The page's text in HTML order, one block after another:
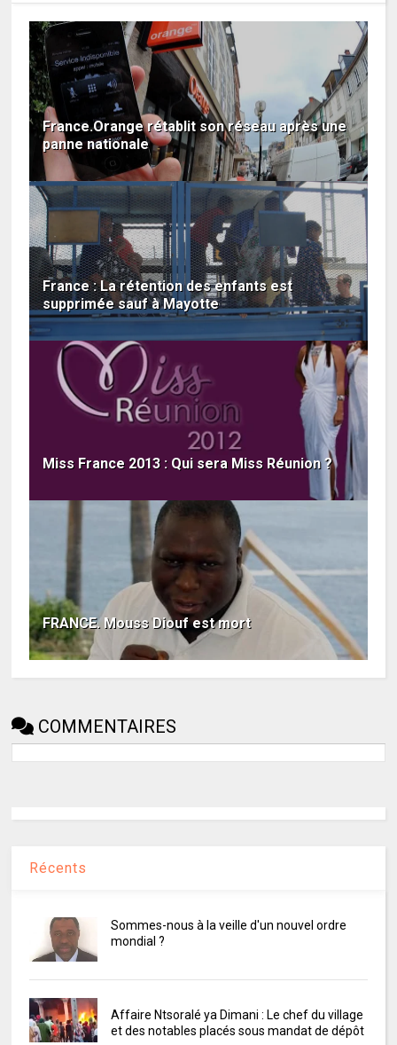
France.Orange rétablit son réseau après une
panne nationale
France : La rétention des enfants est
supprimée sauf à Mayotte
Miss France 2013 : Qui sera Miss Réunion ?
FRANCE. Mouss Diouf est mort
COMMENTAIRES
Récents
Sommes-nous à la veille d'un nouvel ordre
mondial ?
Affaire Ntsoralé ya Dimani : Le chef du village
et des notables placés sous mandat de dépôt